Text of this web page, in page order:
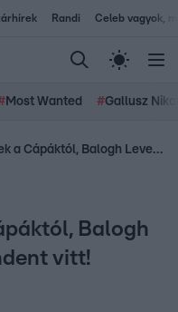
Randi Celeb vagyok,
Most Wanted #Gallusz
100 milliót kértek a Cápáktól, Balogh Levente reakciója mindent vitt!
Balogh
vitt!